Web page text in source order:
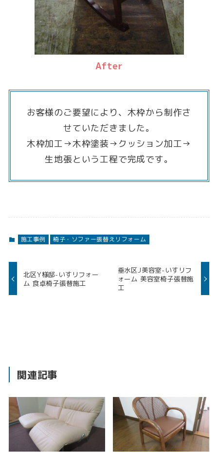
After
お客様のご要望により、木枠から制作さ
せていただきました。
木枠加工→木枠塗装→クッション加工→
生地張という工程で完成です。
施工事例 椅子・ソファー張替えリフォーム
北区Y様邸-いすリフォー
ム 食卓椅子張替施工
垂水区J美容室-いすリフ
ォーム 美容室椅子張替施
工
関連記事